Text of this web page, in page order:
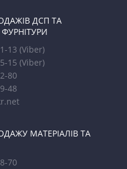
ДСП ТА
13(Viber)
15(Viber)
80
48
МАТЕРІАЛІВ ТА
70